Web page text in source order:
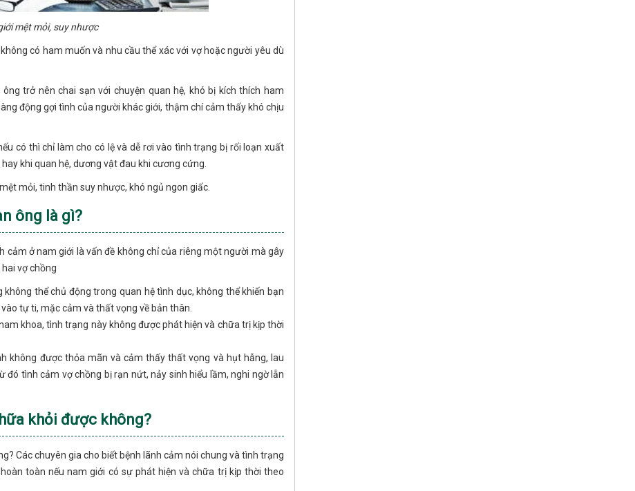
mệt mỏi, suy nhược
có ham muốn và nhu cầu thể xác với vợ hoặc người yêu dù
trở nên chai sạn với chuyện quan hệ, khó bị kích thích ham
động gợi tình của người khác giới, thậm chí cảm thấy khó chịu
có thì chỉ làm cho có lệ và dễ rơi vào tình trạng bị rối loạn xuất
khi quan hệ, dương vật đau khi cương cứng.
mỏi, tinh thần suy nhược, khó ngủ ngon giấc.
ông là gì?
cảm ở nam giới là vấn đề không chỉ của riêng một người mà gây
vợ chồng
thể chủ động trong quan hệ tình dục, không thể khiến bạn
tự ti, mặc cảm và thất vọng về bản thân.
khoa, tình trạng này không được phát hiện và chữa trị kịp thời
không được thỏa mãn và cảm thấy thất vọng và hụt hẫng, lau
tình cảm vợ chồng bị rạn nứt, nảy sinh hiểu lầm, nghi ngờ lẫn
khỏi được không?
Các chuyên gia cho biết bệnh lãnh cảm nói chung và tình trạng
toàn nếu nam giới có sự phát hiện và chữa trị kịp thời theo